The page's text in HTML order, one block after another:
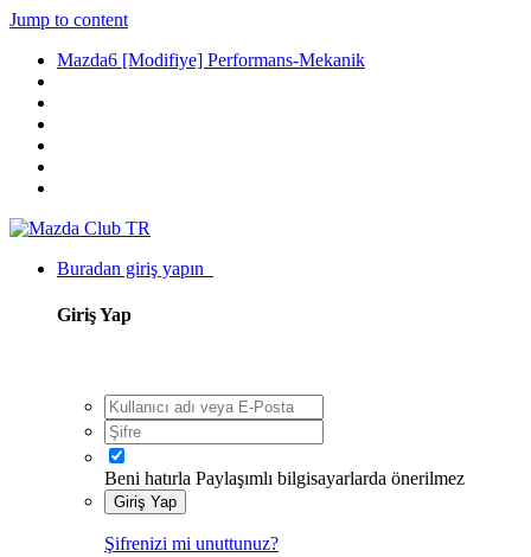
Jump to content
Mazda6 [Modifiye] Performans-Mekanik
Buradan giriş yapın
Giriş Yap
Beni hatırla Paylaşımlı bilgisayarlarda önerilmez
Giriş Yap
Şifrenizi mi unuttunuz?